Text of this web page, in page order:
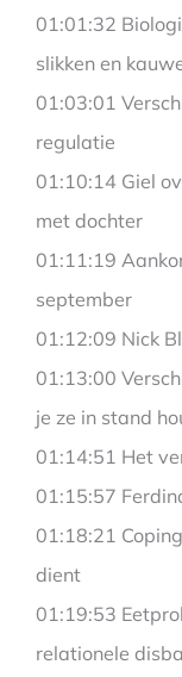
01:01:32
slikken en
01:03:01
regulatie
01:10:14 Giel
met dochter
01:11:19
september
01:12:09 Nick
01:13:00
je ze in stand
01:14:51 Het
01:15:57
01:18:21
dient
01:19:53
relationele